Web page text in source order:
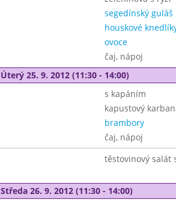
segedínský guláš
houskové
ovoce
čaj, nápoj
Úterý 25. 9. 2012 (11:30 - 14:00)
s kapáním
kapustový
brambory
čaj, nápoj
těstovinový salát
Středa 26. 9. 2012 (11:30 - 14:00)